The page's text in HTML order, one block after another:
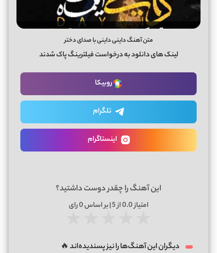
متن آهنگ داینی داینی با صدای دختر
لینک های دانلود به درخواست فیلترینگ پاک شدند
روبیکا
تلگرام
اینستاگرام
این آهنگ را چقدر دوست داشتید؟
امتیاز0.0از 5 | بر اساس 0رای
دیگران این آهنگ‌ها را نیز پسندیده‌اند 🔥